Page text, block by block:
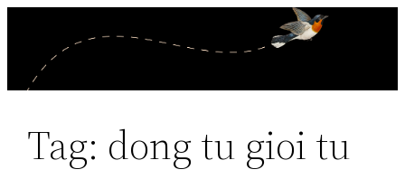
content
Tag: dong tu gioi tu